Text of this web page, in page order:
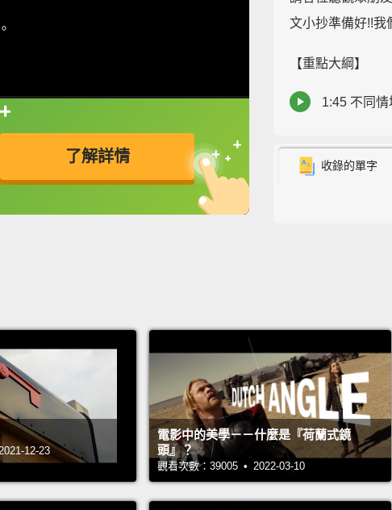
了解詳情
字典喔！
文小抄準備好!!我
【重點大綱】
1:45 不同
3:50 聽不懂
22:19 想跟
主持人: John
來賓: Stephanie
翻譯: Angela Ma
收錄的單字
12-23
電影中的美學－－什麼是『荷蘭式鏡
頭』？
觀看次數：39005 • 2022-03-10